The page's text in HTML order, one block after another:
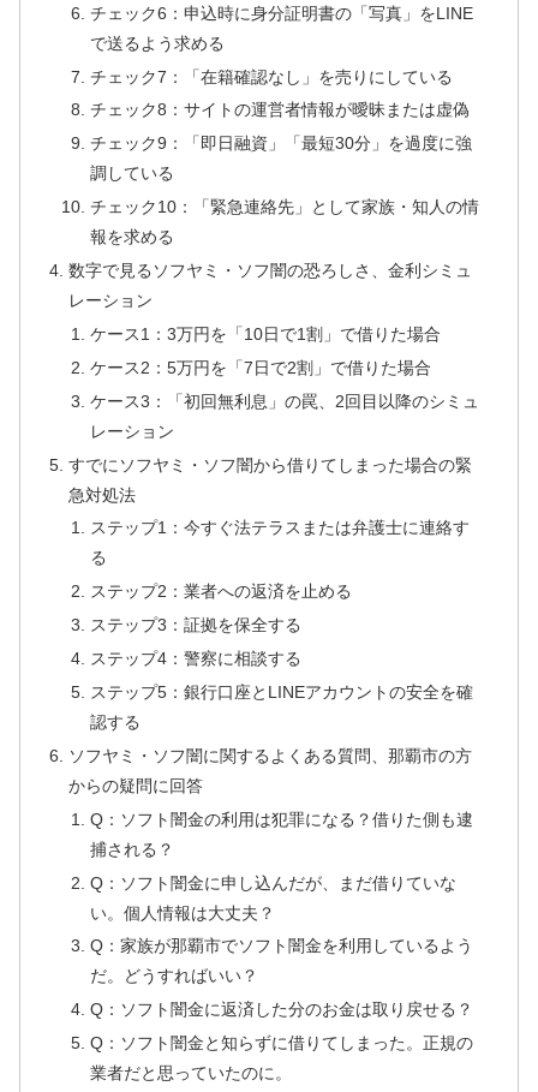
チェック6：申込時に身分証明書の「写真」をLINE
で送るよう求める
チェック7：「在籍確認なし」を売りにしている
チェック8：サイトの運営者情報が曖昧または虚偽
チェック9：「即日融資」「最短30分」を過度に強
調している
チェック10：「緊急連絡先」として家族・知人の情
報を求める
数字で見るソフヤミ・ソフ闇の恐ろしさ、金利シミュ
レーション
ケース1：3万円を「10日で1割」で借りた場合
ケース2：5万円を「7日で2割」で借りた場合
ケース3：「初回無利息」の罠、2回目以降のシミュ
レーション
すでにソフヤミ・ソフ闇から借りてしまった場合の緊
急対処法
ステップ1：今すぐ法テラスまたは弁護士に連絡す
る
ステップ2：業者への返済を止める
ステップ3：証拠を保全する
ステップ4：警察に相談する
ステップ5：銀行口座とLINEアカウントの安全を確
認する
ソフヤミ・ソフ闇に関するよくある質問、那覇市の方
からの疑問に回答
Q：ソフト闇金の利用は犯罪になる？借りた側も逮
捕される？
Q：ソフト闇金に申し込んだが、まだ借りていな
い。個人情報は大丈夫？
Q：家族が那覇市でソフト闇金を利用しているよう
だ。どうすればいい？
Q：ソフト闇金に返済した分のお金は取り戻せる？
Q：ソフト闇金と知らずに借りてしまった。正規の
業者だと思っていたのに。